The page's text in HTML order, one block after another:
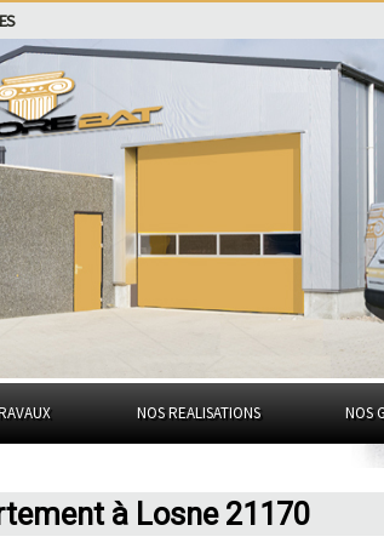
NOS REALISATIONS NOS
à Losne 21170